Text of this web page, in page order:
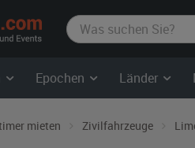
film-
autos.com
Epochen Länder
mieten Zivilfahrzeuge